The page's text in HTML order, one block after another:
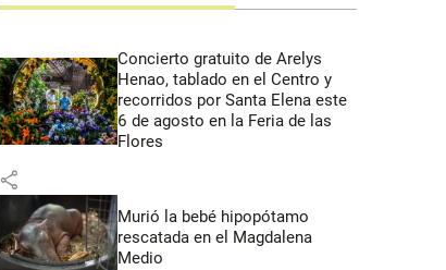
Concierto gratuito de Arelys
Henao, tablado en el Centro y
recorridos por Santa Elena este
6 de agosto en la Feria de las
Flores
share
Murió la bebé hipopótamo
rescatada en el Magdalena
Medio